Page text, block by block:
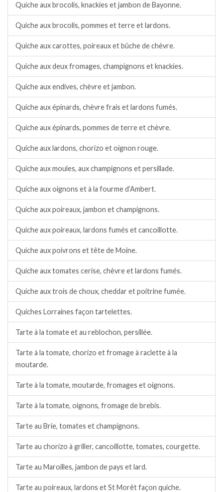
Quiche aux brocolis, knackies et jambon de Bayonne.
Quiche aux brocolis, pommes et terre et lardons.
Quiche aux carottes, poireaux et bûche de chèvre.
Quiche aux deux fromages, champignons et knackies.
Quiche aux endives, chèvre et jambon.
Quiche aux épinards, chèvre frais et lardons fumés.
Quiche aux épinards, pommes de terre et chèvre.
Quiche aux lardons, chorizo et oignon rouge.
Quiche aux moules, aux champignons et persillade.
Quiche aux oignons et à la fourme d’Ambert.
Quiche aux poireaux, jambon et champignons.
Quiche aux poireaux, lardons fumés et cancoillotte.
Quiche aux poivrons et tête de Moine.
Quiche aux tomates cerise, chèvre et lardons fumés.
Quiche aux trois de choux, cheddar et poitrine fumée.
Quiches Lorraines façon tartelettes.
Tarte à la tomate et au reblochon, persillée.
Tarte à la tomate, chorizo et fromage à raclette à la
moutarde.
Tarte à la tomate, moutarde, fromages et oignons.
Tarte à la tomate, oignons, fromage de brebis.
Tarte au Brie, tomates et champignons.
Tarte au chorizo à griller, cancoillotte, tomates, courgette.
Tarte au Maroilles, jambon de pays et lard.
Tarte au poireaux, lardons et St Morêt façon quiche.